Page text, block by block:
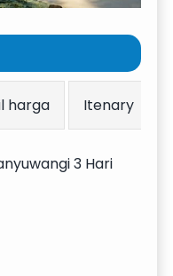
harga Itenary
3 Hari